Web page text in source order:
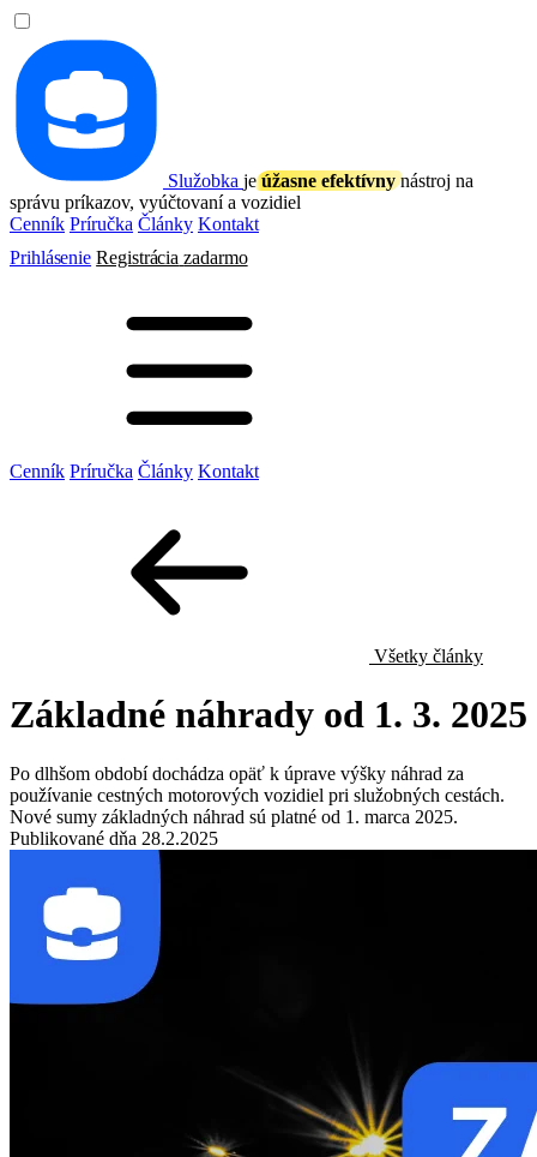
Služobka jeúžasne efektívnynástroj na
správu príkazov, vyúčtovaní a vozidiel
Cenník Príručka Články Kontakt
Prihlásenie Registrácia zadarmo
Cenník Príručka Články Kontakt
Všetky články
Základné náhrady od 1. 3. 2025
Po dlhšom období dochádza opäť k úprave výšky náhrad za
používanie cestných motorových vozidiel pri služobných cestách.
Nové sumy základných náhrad sú platné od 1. marca 2025.
Publikované dňa 28.2.2025